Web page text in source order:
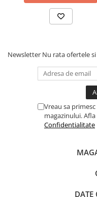
Newsletter Nu rata ofertele
Vreau sa
magazinului.
Confidentialitate
DATE